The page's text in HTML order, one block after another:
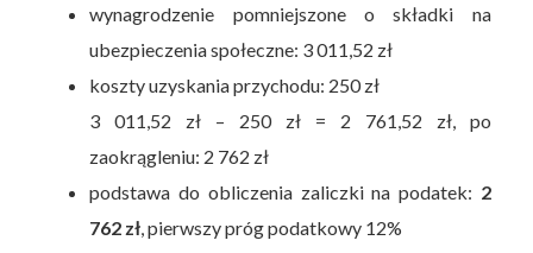
wynagrodzenie pomniejszone o składki na
ubezpieczenia społeczne: 3 011,52 zł
koszty uzyskania przychodu: 250 zł
3 011,52 zł – 250 zł = 2 761,52 zł, po
zaokrągleniu: 2 762 zł
podstawa do obliczenia zaliczki na podatek: 2
762 zł , pierwszy próg podatkowy 12%